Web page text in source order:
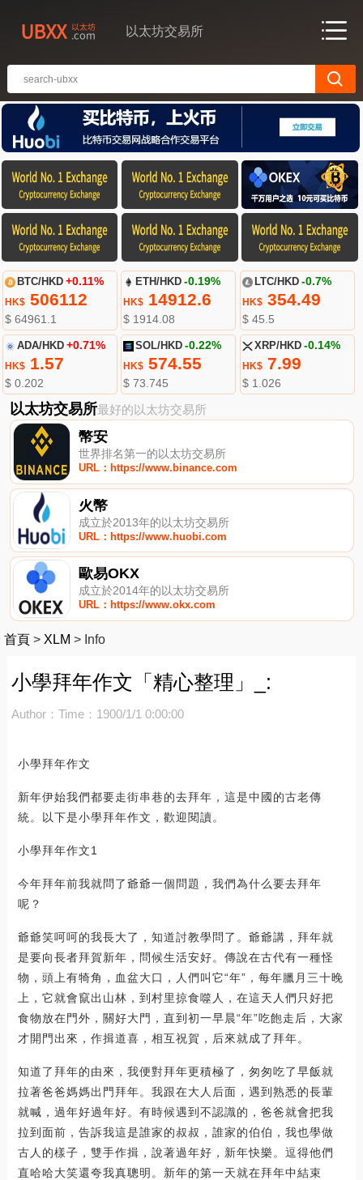
以太坊交易所
BTC/HKD +0.11%
HK$506112
$ 64961.1
ETH/HKD -0.19%
HK$ 14912.6
$ 1914.08
LTC/HKD -0.7%
HK$354.49
$ 45.5
ADA/HKD +0.71%
HK$1.57
$ 0.202
SOL/HKD -0.22%
HK$ 574.55
$ 73.745
XRP/HKD -0.14%
HK$7.99
$ 1.026
以太坊交易所最好的以太坊交易所
幣安
世界排名第一的以太坊交易所
URL：https://www.binance.com
火幣
成立於2013年的以太坊交易所
URL：https://www.huobi.com
歐易OKX
成立於2014年的以太坊交易所
URL：https://www.okx.com
首頁 > XLM > Info
小學拜年作文「精心整理」_:
Author： Time：1900/1/1 0:00:00
小學拜年作文
新年伊始我們都要走街串巷的去拜年，這是中國的古老傳
統。以下是小學拜年作文，歡迎閱讀。
小學拜年作文1
今年拜年前我就問了爺爺一個問題，我們為什么要去拜年
呢？
爺爺笑呵呵的我長大了，知道討教學問了。爺爺講，拜年就
是要向長者拜賀新年，問候生活安好。傳說在古代有一種怪
物，頭上有犄角，血盆大口，人們叫它“年”，每年臘月三十晚
上，它就會竄出山林，到村里掠食噬人，在這天人們只好把
食物放在門外，關好大門，直到初一早晨“年”吃飽走后，大家
才開門出來，作揖道喜，相互祝賀，后來就成了拜年。
知道了拜年的由來，我便對拜年更積極了，匆匆吃了早飯就
拉著爸爸媽媽出門拜年。我跟在大人后面，遇到熟悉的長輩
就喊，過年好過年好。有時候遇到不認識的，爸爸就會把我
拉到面前，告訴我這是誰家的叔叔，誰家的伯伯，我也學做
古人的樣子，雙手作揖，說著過年好，新年快樂。逗得他們
直哈哈大笑還夸我真聰明。新年的第一天就在拜年中結束